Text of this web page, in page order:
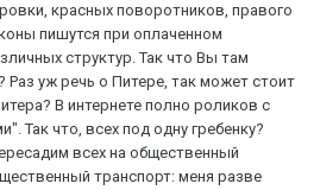
красных поворотников, правого
пишутся при оплаченном
структур. Так что Вы там
уж речь о Питере, так может стоит
В интернете полно роликов с
Так что, всех под одну гребенку?
всех на общественный
транспорт: меня разве